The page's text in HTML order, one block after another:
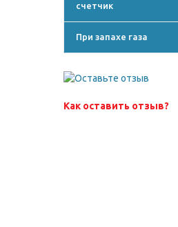
счетчик
При запахе газа
Как оставить отзыв?